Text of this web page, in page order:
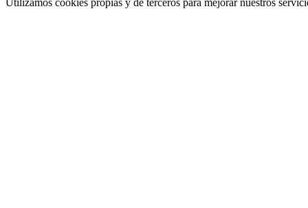
Utilizamos cookies própias y de terceros para mejorar nuestros